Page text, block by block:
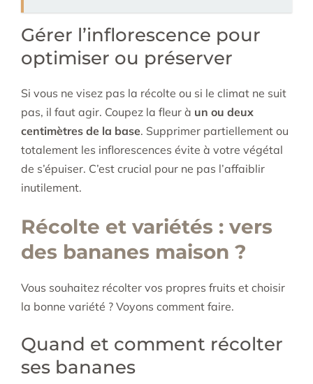
Gérer l’inflorescence pour
optimiser ou préserver
Si vous ne visez pas la récolte ou si le climat ne suit
pas, il faut agir. Coupez la fleur à un ou deux
centimètres de la base. Supprimer partiellement ou
totalement les inflorescences évite à votre végétal
de s’épuiser. C’est crucial pour ne pas l’affaiblir
inutilement.
Récolte et variétés : vers
des bananes maison ?
Vous souhaitez récolter vos propres fruits et choisir
la bonne variété ? Voyons comment faire.
Quand et comment récolter
ses bananes